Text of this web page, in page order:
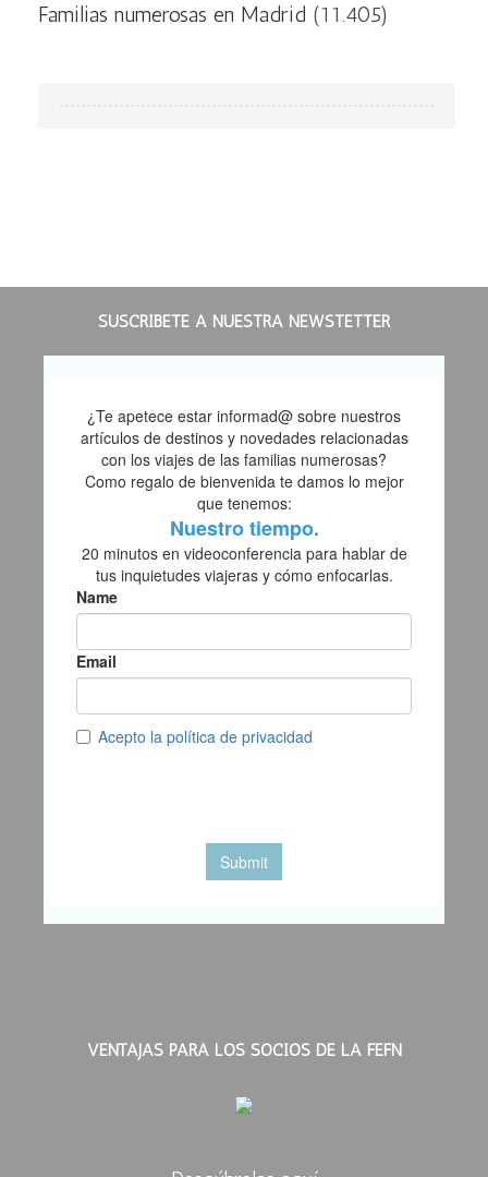
Familias numerosas en Madrid (11.405)
SUSCRÍBETE A NUESTRA NEWSTETTER
VENTAJAS PARA LOS SOCIOS DE LA FEFN